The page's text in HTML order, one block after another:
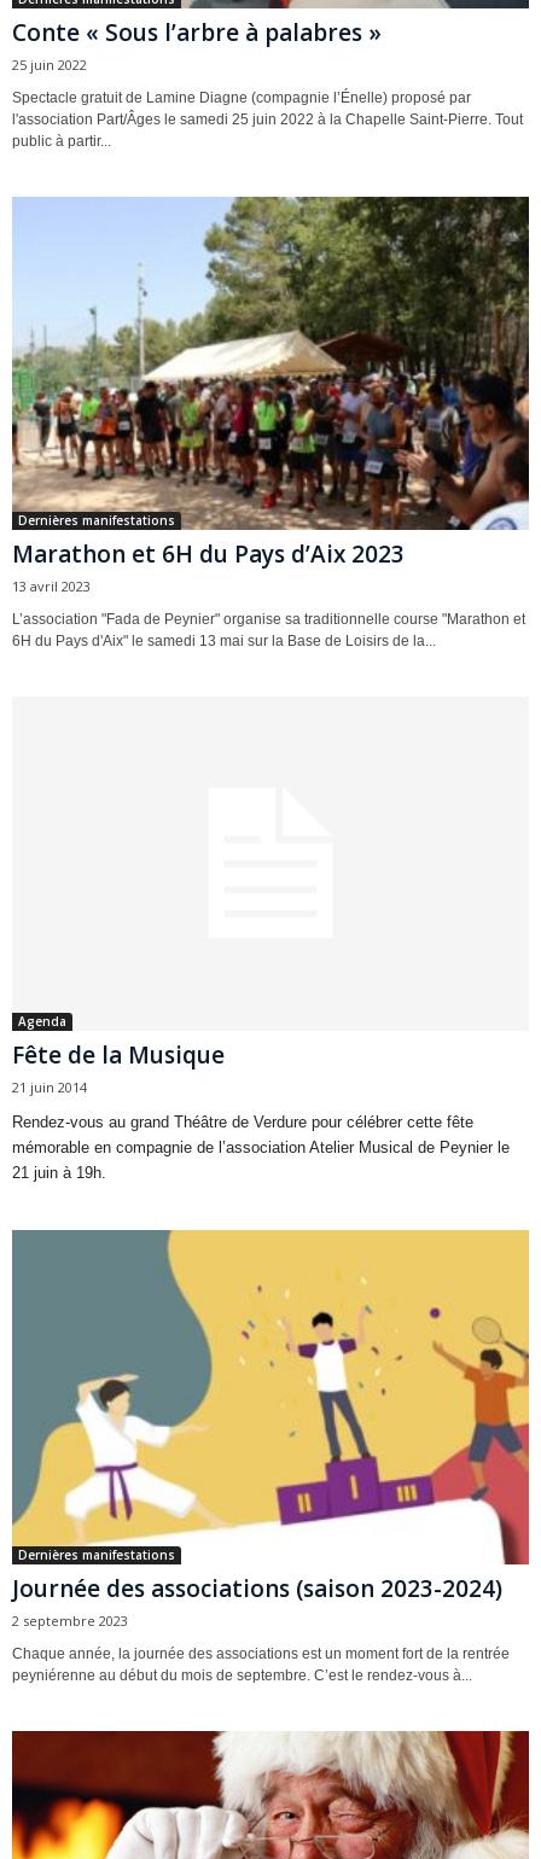
Conte « Sous l’arbre à palabres »
25 juin 2022
Spectacle gratuit de Lamine Diagne (compagnie l’Énelle) proposé par
l'association Part/Âges le samedi 25 juin 2022 à la Chapelle Saint-Pierre. Tout
public à partir...
Dernières manifestations
Marathon et 6H du Pays d’Aix 2023
13 avril 2023
L’association "Fada de Peynier" organise sa traditionnelle course "Marathon et
6H du Pays d'Aix" le samedi 13 mai sur la Base de Loisirs de la...
Agenda
Fête de la Musique
21 juin 2014
Rendez-vous au grand Théâtre de Verdure pour célébrer cette fête
mémorable en compagnie de l’association Atelier Musical de Peynier le
21 juin à 19h.
Dernières manifestations
Journée des associations (saison 2023-2024)
2 septembre 2023
Chaque année, la journée des associations est un moment fort de la rentrée
peyniérenne au début du mois de septembre. C’est le rendez-vous à...